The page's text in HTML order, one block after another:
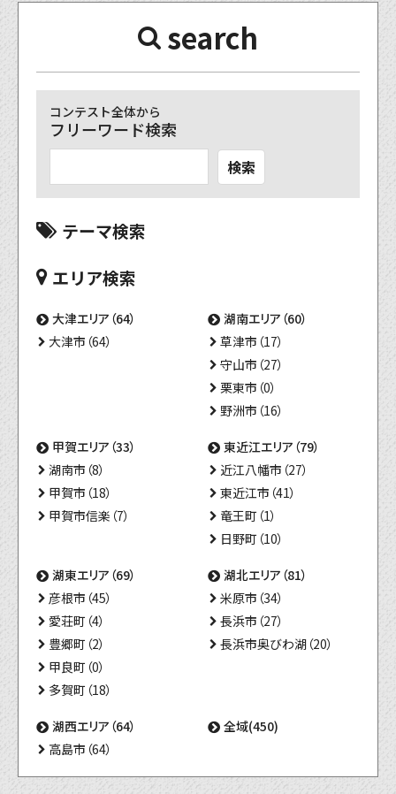
search
コンテスト全体から
フリーワード検索
検索
テーマ検索
エリア検索
大津エリア（64）
大津市（64）
湖南エリア（60）
草津市（17）
守山市（27）
栗東市（0）
野洲市（16）
甲賀エリア（33）
湖南市（8）
甲賀市（18）
甲賀市信楽（7）
東近江エリア（79）
近江八幡市（27）
東近江市（41）
竜王町（1）
日野町（10）
湖東エリア（69）
彦根市（45）
愛荘町（4）
豊郷町（2）
甲良町（0）
多賀町（18）
湖北エリア（81）
米原市（34）
長浜市（27）
長浜市奥びわ湖（20）
湖西エリア（64）
高島市（64）
全域(450)